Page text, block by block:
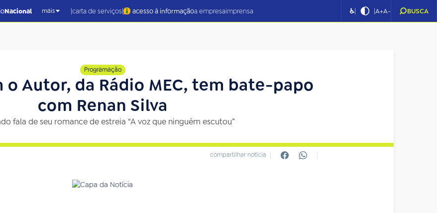
Nacional mais |carta de serviços| acesso à informaçãoa empresaimprensa ♿| |A+A- BUSCA
Programação
o Autor, da Rádio MEC, tem bate-papo
com Renan Silva
fala de seu romance de estreia “A voz que ninguém escutou”
compartilhar notícia